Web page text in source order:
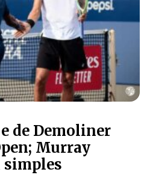
de Demoliner
Murray
simples